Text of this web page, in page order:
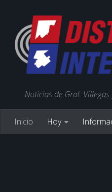
Noticias de Gral.
Inicio Hoy